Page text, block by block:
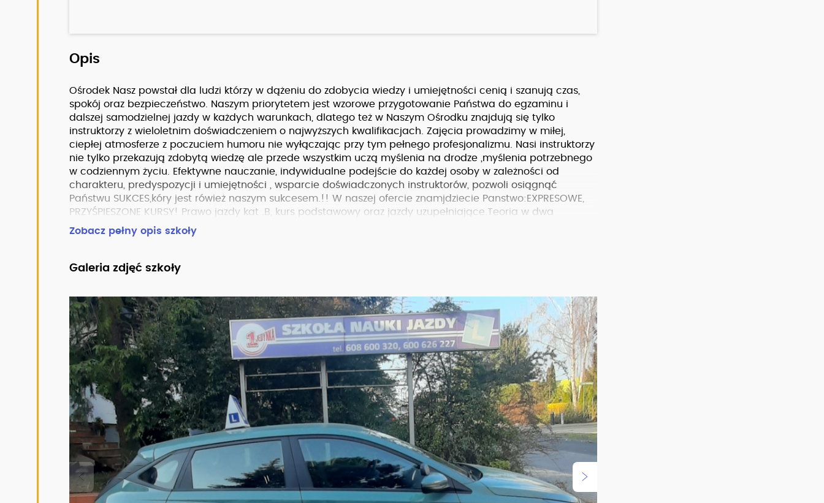
Opis
Ośrodek Nasz powstał dla ludzi którzy w dążeniu do zdobycia wiedzy i umiejętności cenią i szanują czas,
spokój oraz bezpieczeństwo. Naszym priorytetem jest wzorowe przygotowanie Państwa do egzaminu i
dalszej samodzielnej jazdy w każdych warunkach, dlatego też w Naszym Ośrodku znajdują się tylko
instruktorzy z wieloletnim doświadczeniem o najwyższych kwalifikacjach. Zajęcia prowadzimy w miłej,
ciepłej atmosferze z poczuciem humoru nie wyłączając przy tym pełnego profesjonalizmu. Nasi instruktorzy
nie tylko przekazują zdobytą wiedzę ale przede wszystkim uczą myślenia na drodze ,myślenia potrzebnego
w codziennym życiu. Efektywne nauczanie, indywidualne podejście do każdej osoby w zależności od
charakteru, predyspozycji i umiejętności , wsparcie doświadczonych instruktorów, pozwoli osiągnąć
Państwu SUKCES,kóry jest rówież naszym sukcesem.!! W naszej ofercie znamjdziecie Panstwo:EXPRESOWE,
PRZYŚPIESZONE KURSY! Prawo jazdy kat .B, kurs podstawowy oraz jazdy uzupełniające.Teoria w dwa
weekendy lub w ciągu 5 dni. UWAGA!! Jazdy na nowych autach HYUNDAI ! (dostępne również KIA RIO )
identycznych jak na egzaminie w WORD-zie .Możliwość jazdy-treningu na placu Word w Zielonej
miejsca w Zielonej Górze i okolic.Zadzwoń!608600320, 600626227
Zobacz pełny opis szkoły
Galeria zdjęć szkoły